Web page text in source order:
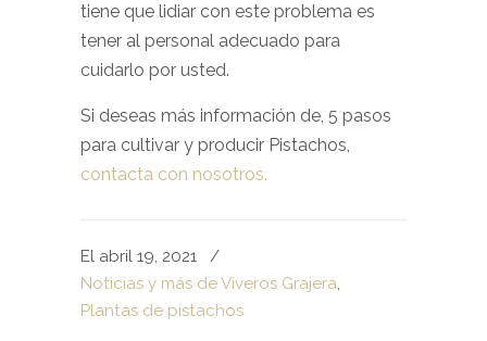
tiene que lidiar con este problema es
tener al personal adecuado para
cuidarlo por usted.
Si deseas más información de, 5 pasos
para cultivar y producir Pistachos,
contacta con nosotros.
El abril 19, 2021
/
Noticias y más de Viveros Grajera,
Plantas de pistachos